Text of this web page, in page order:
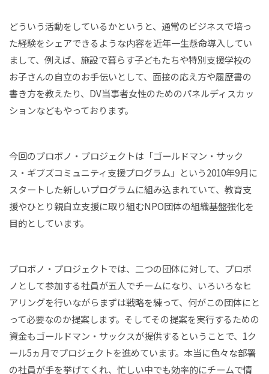
どういう活動をしているかというと、通常のビジネスで培っ
た経験をシェアできるような内容を近年一生懸命導入してい
まして、例えば、施設で暮らす子どもたちや特別支援学校の
お子さんの自立のお手伝いとして、面接の応え方や履歴書の
書き方を教えたり、DV当事者女性のためのパネルディスカッ
ションなどもやっております。
今回のプロボノ・プロジェクトは「ゴールドマン・サック
ス・ギブズコミュニティ支援プログラム」という2010年9月に
スタートした新しいプログラムに組み込まれていて、教育支
援やひとり親自立支援に取り組むNPO団体の組織基盤強化を
目的としています。
プロボノ・プロジェクトでは、二つの団体に対して、プロボ
ノとして参加する社員が五人でチームになり、いろいろなヒ
アリングを行いながらまずは戦略を練って、何がこの団体にと
って必要なのか提案します。そしてその提案を実行するための
資金もゴールドマン・サックスが提供するということで、1ク
ール5ヵ月でプロジェクトを進めています。本当に色々な部署
の社員が手を挙げてくれ、忙しい中でも効率的にチームで情